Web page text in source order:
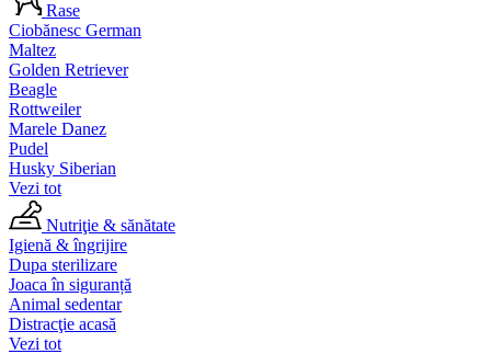
Rase
Ciobănesc German
Maltez
Golden Retriever
Beagle
Rottweiler
Marele Danez
Pudel
Husky Siberian
Vezi tot
Nutriţie & sănătate
Igienă & îngrijire
Dupa sterilizare
Joaca în siguranță
Animal sedentar
Distracţie acasă
Vezi tot